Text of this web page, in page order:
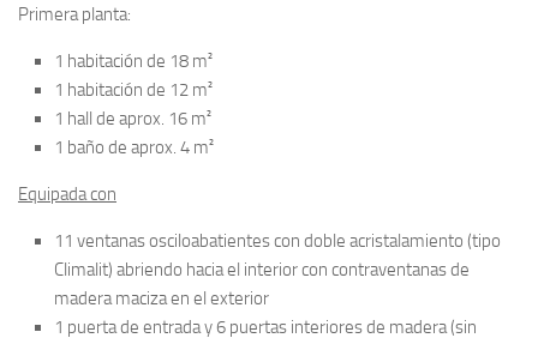
Primera planta:
1 habitación de 18 m²
1 habitación de 12 m²
1 hall de aprox. 16 m²
1 baño de aprox. 4 m²
Equipada con
11 ventanas osciloabatientes con doble acristalamiento (tipo
Climalit) abriendo hacia el interior con contraventanas de
madera maciza en el exterior
1 puerta de entrada y 6 puertas interiores de madera (sin